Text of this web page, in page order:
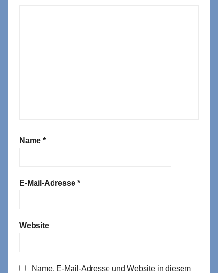
Name *
E-Mail-Adresse *
Website
Name, E-Mail-Adresse und Website in diesem